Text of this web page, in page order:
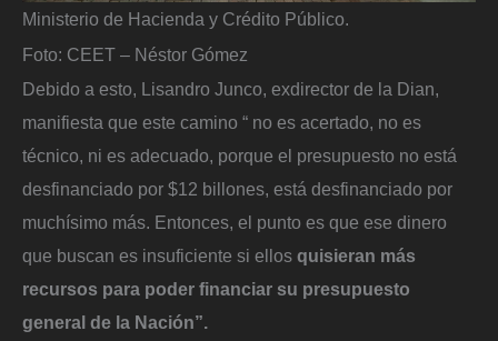
Ministerio de Hacienda y Crédito Público.
Foto: CEET – Néstor Gómez
Debido a esto, Lisandro Junco, exdirector de la Dian,
manifiesta que este camino “ no es acertado, no es
técnico, ni es adecuado, porque el presupuesto no está
desfinanciado por $12 billones, está desfinanciado por
muchísimo más. Entonces, el punto es que ese dinero
que buscan es insuficiente si ellos quisieran más
recursos para poder financiar su presupuesto
general de la Nación”.